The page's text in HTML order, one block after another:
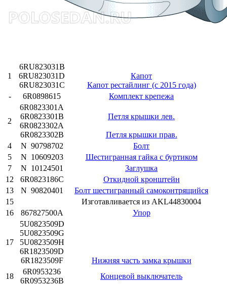
1
6RU823031B
6RU823031D
6RU823031C
Капот
Капот рестайлинг (с 2015 года)
-
6R0898615 Комплект крепежа
2
6R0823301A
6R0823301B
6R0823302A
6R0823302B
Петля крышки лев.
Петля крышки прав.
4
N 90798702
Болт
5
N 10609203
Шестигранная гайка с буртиком
7
N 10124501
Заглушка
12
6R0823186C
Откидной кронштейн
13
N 90820401
Болт шестигранный самоконтрящийся
15
Изготавливается из AKL44830004
16
867827500A Упор
17
5U0823509D
5U0823509G
5U0823509H
6R1823509D
6R1823509F
Нижняя часть замка крышки
18
6R0953236
6R0953236B
Концевой выключатель